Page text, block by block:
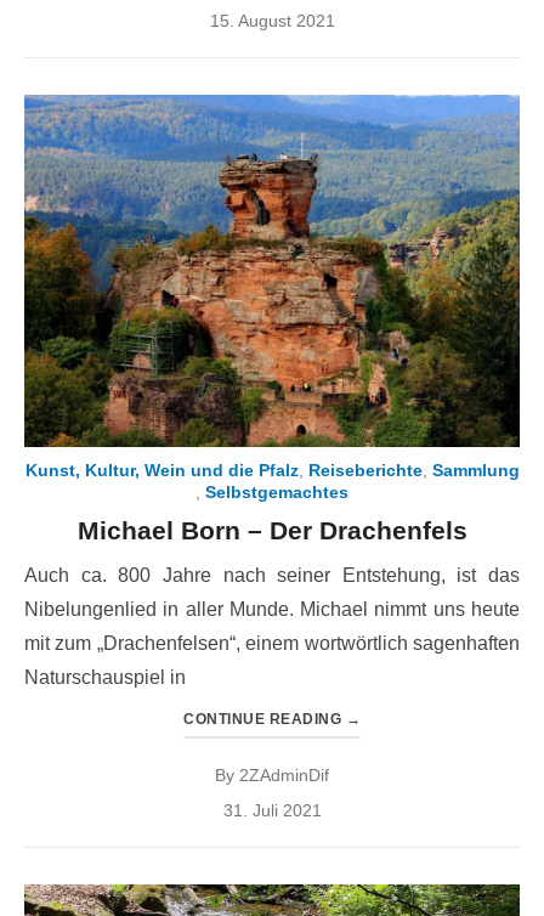
Posted
15. August 2021
Kunst, Kultur, Wein und die Pfalz, Reiseberichte, Sammlung
Selbstgemachtes
Michael Born – Der Drachenfels
Auch ca. 800 Jahre nach seiner Entstehung, ist das
Nibelungenlied in aller Munde. Michael nimmt uns heute
mit zum „Drachenfelsen“, einem wortwörtlich sagenhaften
Naturschauspiel in
CONTINUE READING →
By 2ZAdminDif
Posted
31. Juli 2021